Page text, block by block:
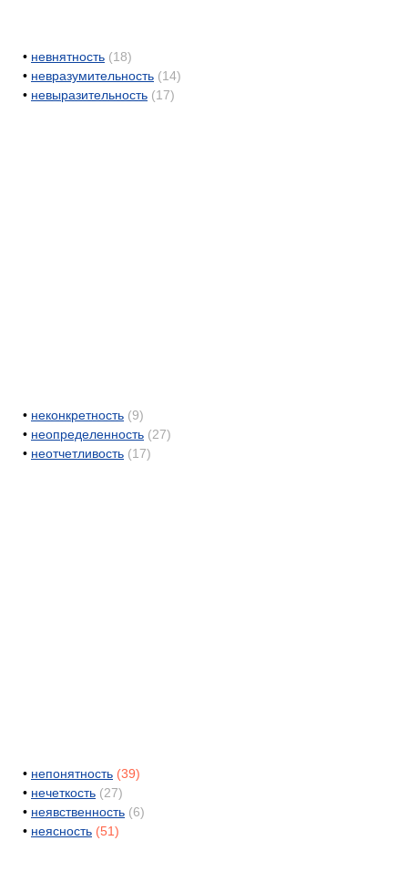
• невнятность (18)
• невразумительность (14)
• невыразительность (17)
• неконкретность (9)
• неопределенность (27)
• неотчетливость (17)
• непонятность (39)
• нечеткость (27)
• неявственность (6)
• неясность (51)